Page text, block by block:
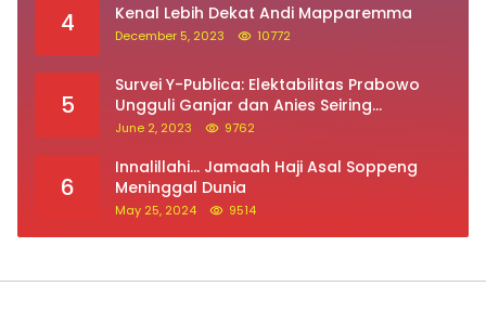
4 Kenal Lebih Dekat Andi Mapparemma
December 5, 2023 10772
5
Survei Y-Publica: Elektabilitas Prabowo
Ungguli Ganjar dan Anies Seiring
Kepuasan Terhadap Jokowi Naik
June 2, 2023 9762
6
Innalillahi… Jamaah Haji Asal Soppeng
Meninggal Dunia
May 25, 2024 9514